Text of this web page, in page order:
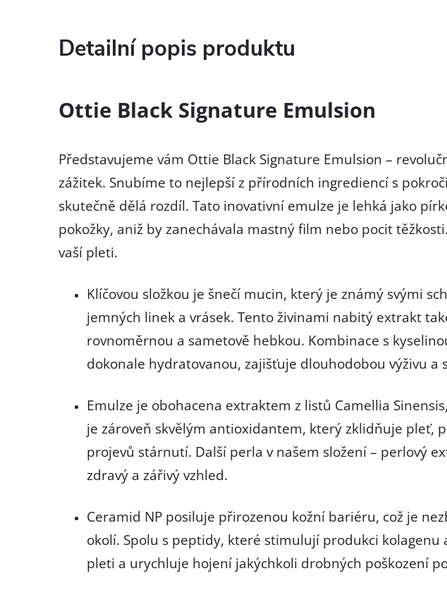
Detailní popis produktu
Ottie Black Signature Emulsion
Představujeme vám Ottie Black Signature Emulsion –
zážitek. Snubíme to nejlepší z přírodních ingrediencí s
skutečně dělá rozdíl. Tato inovativní emulze je lehká jako
pokožky, aniž by zanechávala mastný film nebo pocit
vaší pleti.
Klíčovou složkou je šnečí mucin, který je známý svými
jemných linek a vrásek. Tento živinami nabitý extrakt
rovnoměrnou a sametově hebkou. Kombinace s
dokonale hydratovanou, zajišťuje dlouhodobou výživu a
Emulze je obohacena extraktem z listů Camellia
je zároveň skvělým antioxidantem, který zklidňuje
projevů stárnutí. Další perla v našem složení – perlový
zdravý a zářivý vzhled.
Ceramid NP posiluje přirozenou kožní bariéru, což je
okolí. Spolu s peptidy, které stimulují produkci
pleti a urychluje hojení jakýchkoli drobných poškození